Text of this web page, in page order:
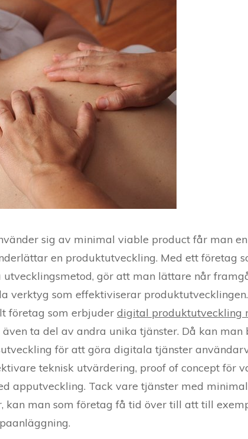
sig av minimal viable product får man
en produktutveckling. Med ett företag
utvecklingsmetod, gör att man lättare når
verktyg som effektiviserar
företag som erbjuder digital produktutveckling
ta del av andra unika tjänster. Då kan man
för att göra digitala tjänster
teknisk utvärdering, proof of concept för
apputveckling. Tack vare tjänster med
kan man som företag få tid över till att till